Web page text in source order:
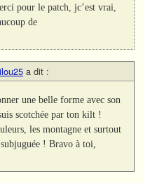
pour le patch, jc’est vrai,
de
a dit :
une belle forme avec son
scotchée par ton kilt !
les montagne et surtout
! Bravo à toi,